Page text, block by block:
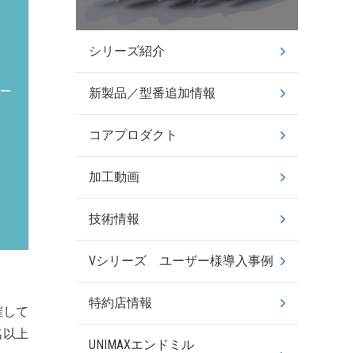
て
上
シリーズ紹介
新製品／型番追加情報
コアプロダクト
加工動画
技術情報
Vシリーズ ユーザー様導入事例
特約店情報
UNIMAXエンドミル